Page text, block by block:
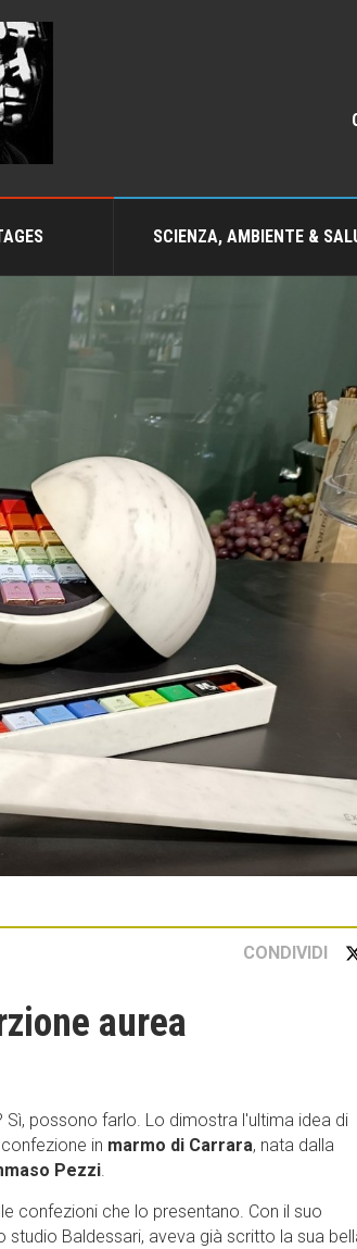
SCIENZA, AMBIENTE &
CONDIVIDI
aurea
possono farlo. Lo dimostra l'ultima idea di
in marmo di Carrara, nata dalla
Pezzi
confezioni che lo presentano. Con il suo
Baldessari, aveva già scritto la sua